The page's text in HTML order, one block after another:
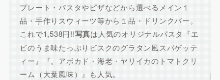
プレート・パスタやピザなどから選べるメイン１
品・手作りスウィーツ等から１品・ドリンクバー。
これで1,538円!!写真は人気のオリジナルパスタ『エ
ビのうま味たっぷりビスクのグラタン風スパゲッテ
ィー』『。アボカド・海老・ヤリイカのトマトクリ
ーム（大葉風味）』も人気。